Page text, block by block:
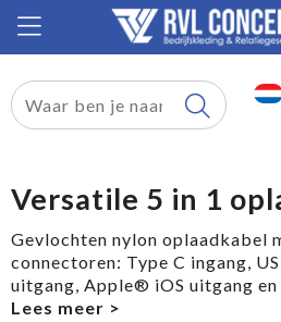
Relatiegeschenken
Tassen
Sport
Versatile 5 in 1
Gevlochten nylon oplaadkabel
connectoren: Type C ingang,
uitgang, Apple® iOS uitgang